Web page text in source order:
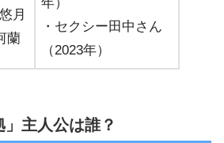
月
蘭
・セクシー田中さん
（2023年）
」主人公は誰？